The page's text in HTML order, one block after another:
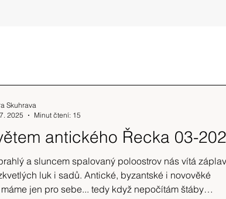
antického Řecka 03-
a sluncem spalovaný poloostrov nás vítá
luk i sadů. Antické, byzantské i novověké
jen pro sebe... tedy když nepočítám štáby
Skuhrava
2025
Minut čtení: 15